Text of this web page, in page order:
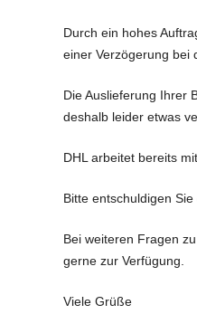
Durch ein hohes
einer Verzögerung bei
Die Auslieferung Ihrer
deshalb leider etwas
DHL arbeitet bereits
Bitte entschuldigen
Bei weiteren Fragen
gerne zur Verfügung.
Viele Grüße